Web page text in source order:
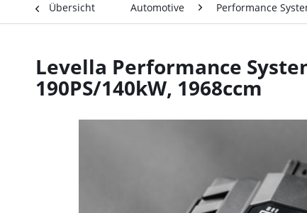
Übersicht Automotive Performance
Levella Performance
190PS/140kW, 1968ccm